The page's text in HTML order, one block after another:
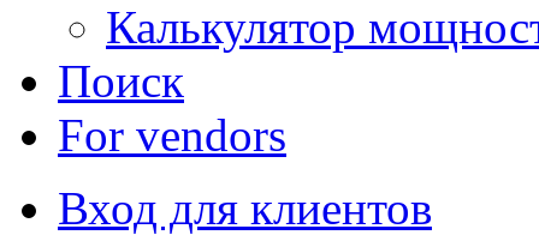
Калькулятор
Поиск
For vendors
Вход для клиентов